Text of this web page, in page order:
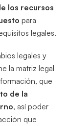
los recursos
para
legales.
legales y
la matriz legal
que
de la
, así poder
que